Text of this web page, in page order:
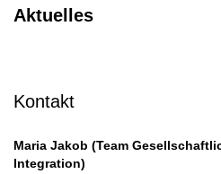
Aktuelles
Kontakt
Maria Jakob (Team
Integration)